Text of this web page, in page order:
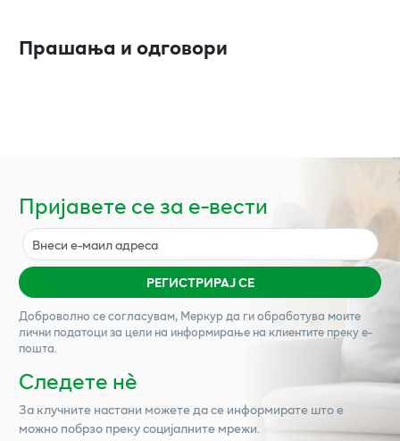
Прашања и одговори
Пријавете се за е-вести
РЕГИСТРИРАЈ СЕ
Доброволно се согласувам, Меркурда ги обработува моите
лични податоци за цели на информирање на клиентите преку е-
пошта.
Следете нѐ
За клучните настани можете да се информирате што е
можно побрзо преку социјалните мрежи.